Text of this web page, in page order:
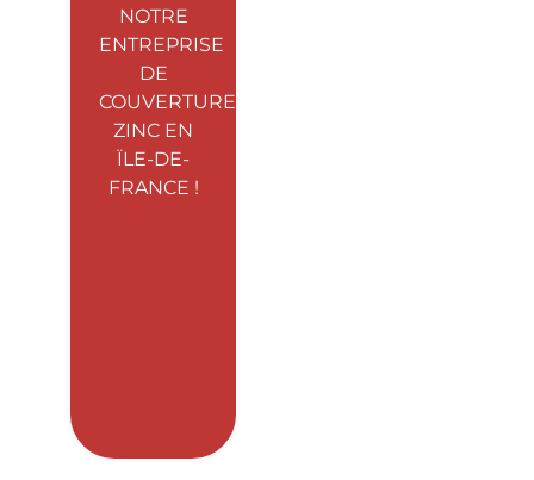
NOTRE
ENTREPRISE
DE
COUVERTURE
ZINC EN
ÏLE-DE-
FRANCE !